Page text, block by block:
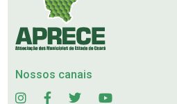
Nossos canais